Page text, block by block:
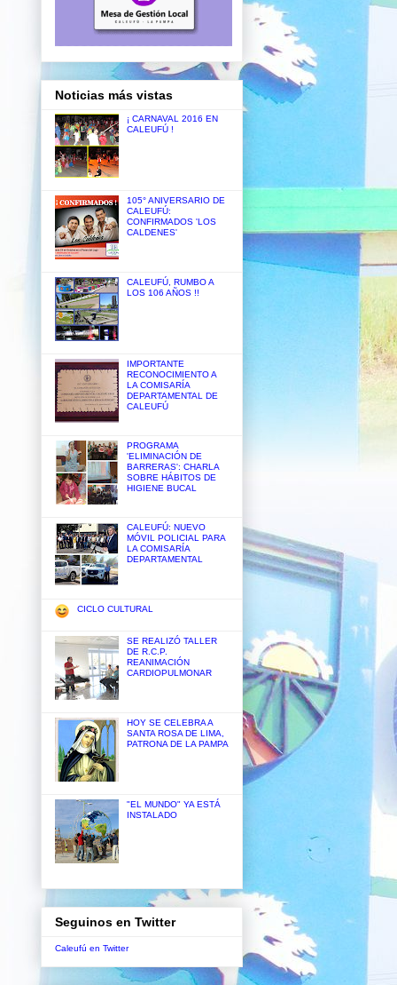
Noticias más vistas
¡ CARNAVAL 2016 EN
CALEUFÚ !
105° ANIVERSARIO DE
CALEUFÚ:
CONFIRMADOS 'LOS
CALDENES'
CALEUFÚ, RUMBO A
LOS 106 AÑOS !!
IMPORTANTE
RECONOCIMIENTO A
LA COMISARÍA
DEPARTAMENTAL DE
CALEUFÚ
PROGRAMA
'ELIMINACIÓN DE
BARRERAS': CHARLA
SOBRE HÁBITOS DE
HIGIENE BUCAL
CALEUFÚ: NUEVO
MÓVIL POLICIAL PARA
LA COMISARÍA
DEPARTAMENTAL
CICLO CULTURAL
SE REALIZÓ TALLER
DE R.C.P.
REANIMACIÓN
CARDIOPULMONAR
HOY SE CELEBRA A
SANTA ROSA DE LIMA,
PATRONA DE LA PAMPA
"EL MUNDO" YA ESTÁ
INSTALADO
Seguinos en Twitter
Caleufú en Twitter